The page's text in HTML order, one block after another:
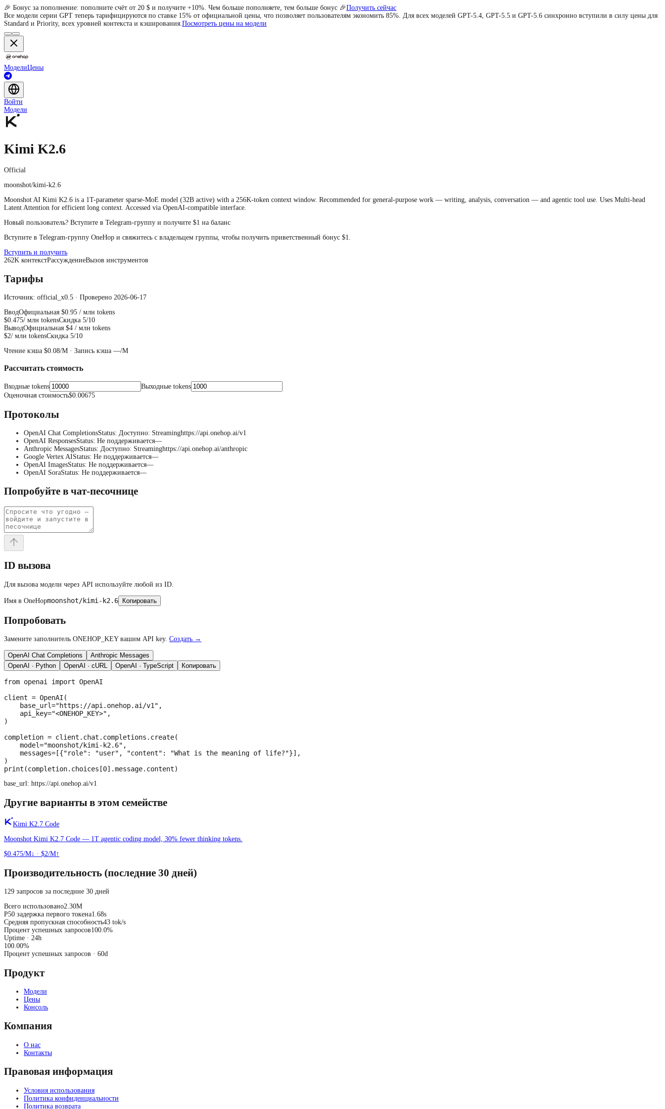
🎉 Бонус за пополнение: пополните счёт от 20 $ и получите +10%. Чем больше пополняете, тем больше бонус 🎉Получить сейчас
Все модели серии GPT теперь тарифицируются по ставке 15% от официальной цены, что позволяет пользователям экономить 85%. Для всех моделей GPT-5.4, GPT-5.5 и GPT-5.6 синхронно вступили в силу цены для
Standard и Priority, всех уровней контекста и кэширования.Посмотреть цены на модели
МоделиЦены
Войти
Модели
Kimi K2.6
Official
moonshot/kimi-k2.6
Moonshot AI Kimi K2.6 is a 1T-parameter sparse-MoE model (32B active) with a 256K-token context window. Recommended for general-purpose work — writing, analysis, conversation — and agentic tool use. Uses Multi-head
Latent Attention for efficient long context. Accessed via OpenAI-compatible interface.
Новый пользователь? Вступите в Telegram-группу и получите $1 на баланс
Вступите в Telegram-группу OneHop и свяжитесь с владельцем группы, чтобы получить приветственный бонус $1.
Вступить и получить
262K контекстРассуждениеВызов инструментов
Тарифы
Источник: official_x0.5 · Проверено 2026-06-17
ВводОфициальная $0.95 / млн tokens
$0.475/ млн tokensСкидка 5/10
ВыводОфициальная $4 / млн tokens
$2/ млн tokensСкидка 5/10
Чтение кэша $0.08/M · Запись кэша —/M
Рассчитать стоимость
Входные tokens
Выходные tokens
Оценочная стоимость$0.00675
Протоколы
OpenAI Chat CompletionsStatus: Доступно: Streaminghttps://api.onehop.ai/v1
OpenAI ResponsesStatus: Не поддерживается—
Anthropic MessagesStatus: Доступно: Streaminghttps://api.onehop.ai/anthropic
Google Vertex AIStatus: Не поддерживается—
OpenAI ImagesStatus: Не поддерживается—
OpenAI SoraStatus: Не поддерживается—
Попробуйте в чат-песочнице
ID вызова
Для вызова модели через API используйте любой из ID.
Имя в OneHopmoonshot/kimi-k2.6 Копировать
Попробовать
Замените заполнитель ONEHOP_KEY вашим API key. Создать →
OpenAI Chat Completions
Anthropic Messages
OpenAI · Python
OpenAI · cURL OpenAI · TypeScript Копировать
from openai import OpenAI
client = OpenAI(
    base_url="https://api.onehop.ai/v1",
    api_key="<ONEHOP_KEY>",
)
completion = client.chat.completions.create(
    model="moonshot/kimi-k2.6",
    messages=[{"role": "user", "content": "What is the meaning of life?"}],
)
print(completion.choices[0].message.content)
base_url: https://api.onehop.ai/v1
Другие варианты в этом семействе
Kimi K2.7 Code
Moonshot Kimi K2.7 Code — 1T agentic coding model, 30% fewer thinking tokens.
$0.475/M↓ · $2/M↑
Производительность (последние 30 дней)
129 запросов за последние 30 дней
Всего использовано2.30M
P50 задержка первого токена1.68s
Средняя пропускная способность43 tok/s
Процент успешных запросов100.0%
Uptime · 24h
100.00%
Процент успешных запросов · 60d
Продукт
Модели
Цены
Консоль
Компания
О нас
Контакты
Правовая информация
Условия использования
Политика конфиденциальности
Политика возврата